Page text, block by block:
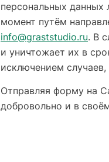
персональных
момент путём
info@graststudio.ru. В
и уничтожает их в
исключением
Отправляя форму на
добровольно и в